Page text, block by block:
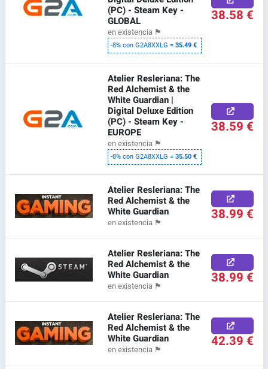
(PC) - Steam Key -
GLOBAL
en existencia 🏴
-8% con G2A8XXLG =35.49 €
38.58 €
Atelier Resleriana: The
Red Alchemist & the
White Guardian |
Digital Deluxe Edition
(PC) - Steam Key -
EUROPE
en existencia 🏴
-8% con G2A8XXLG =35.50 €
38.59 €
Atelier Resleriana: The
Red Alchemist & the
White Guardian
en existencia 🏴 38.99 €
Atelier Resleriana: The
Red Alchemist & the
White Guardian
en existencia 🏴 38.99 €
Atelier Resleriana: The
Red Alchemist & the
White Guardian
en existencia 🏴 42.39 €